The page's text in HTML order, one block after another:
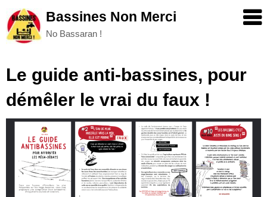
to
content
Bassines Non Merci
No Bassaran !
Le guide anti-bassines, pour
démêler le vrai du faux !